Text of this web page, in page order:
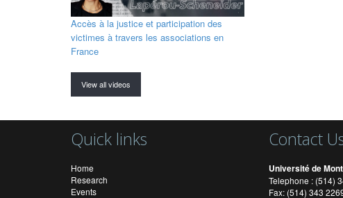
Accès à la justice et participation des
victimes à travers les associations en
France
View all videos
Quick links
Home
Research
Events
Contact
Université de
Telephone : (514)
Fax: (514) 343